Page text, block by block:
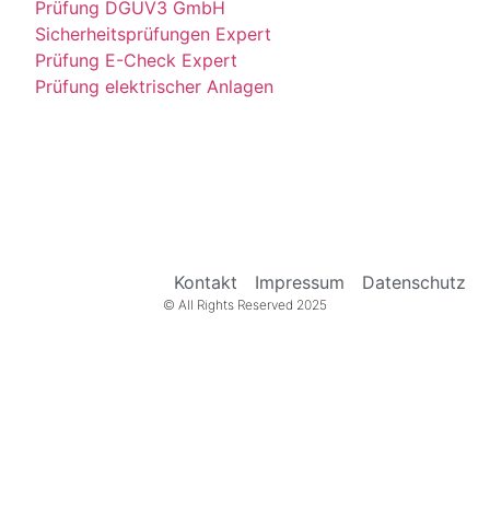
Prüfung DGUV3 GmbH
Sicherheitsprüfungen Expert
Prüfung E-Check Expert
Prüfung elektrischer Anlagen
Kontakt Impressum Datenschutz
© All Rights Reserved 2025